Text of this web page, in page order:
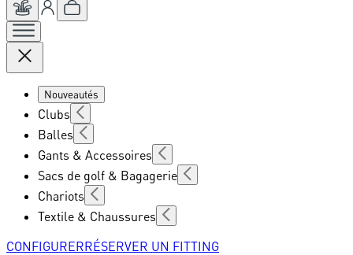
Nouveautés
Clubs
Balles
Gants & Accessoires
Sacs de golf & Bagagerie
Chariots
Textile & Chaussures
CONFIGURERRÉSERVER UN FITTING